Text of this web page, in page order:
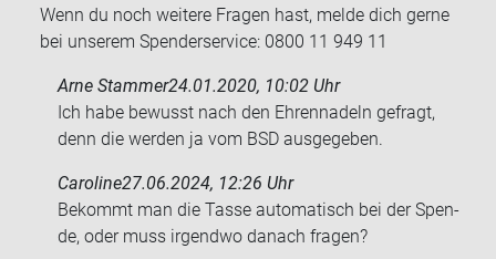
Wenn du noch weitere Fragen hast, melde dich gerne
bei unserem Spenderservice: 0800 11 949 11
Arne Stammer24.01.2020, 10:02 Uhr
Ich habe be­wusst nach den Eh­ren­na­deln ge­fragt,
denn die wer­den ja vom BSD aus­ge­ge­ben.
Caroline27.06.2024, 12:26 Uhr
Be­kommt man die Tasse au­to­ma­tisch bei der Spen­
de, oder muss ir­gend­wo da­nach fra­gen?